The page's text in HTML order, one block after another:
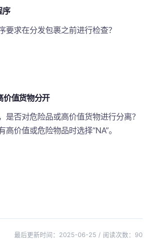
序
要求在分发包裹之前进行检查？
价值货物分开
是否对危险品或高价值货物进行分离？
高价值或危险物品时选择“NA”。
最后更新时间：2025-06-25 / 阅读次数： 90